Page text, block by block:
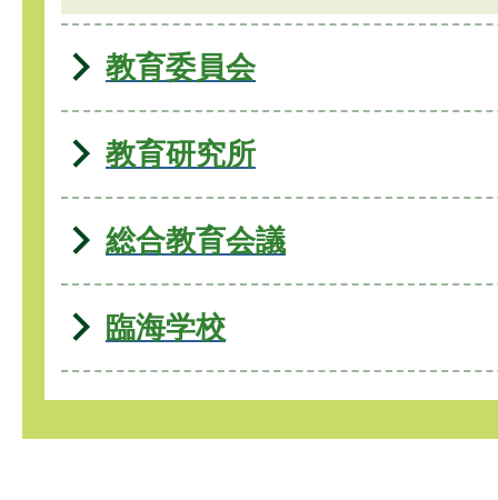
教育委員会
教育研究所
総合教育会議
臨海学校